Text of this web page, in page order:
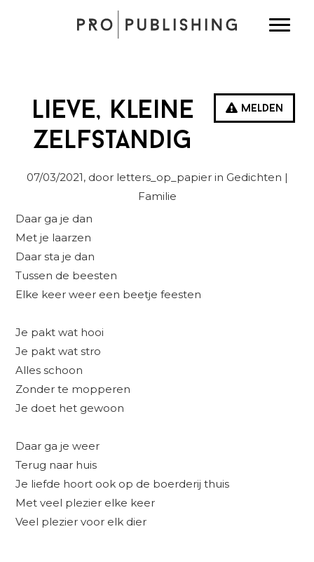
Melden
Lieve, kleine
zelfstandig
07/03/2021, door letters_op_papier in Gedichten |
Familie
Daar ga je dan
Met je laarzen
Daar sta je dan
Tussen de beesten
Elke keer weer een beetje feesten
Je pakt wat hooi
Je pakt wat stro
Alles schoon
Zonder te mopperen
Je doet het gewoon
Daar ga je weer
Terug naar huis
Je liefde hoort ook op de boerderij thuis
Met veel plezier elke keer
Veel plezier voor elk dier